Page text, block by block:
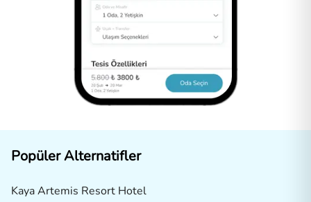
Popüler Alternatifler
Kaya Artemis Resort Hotel